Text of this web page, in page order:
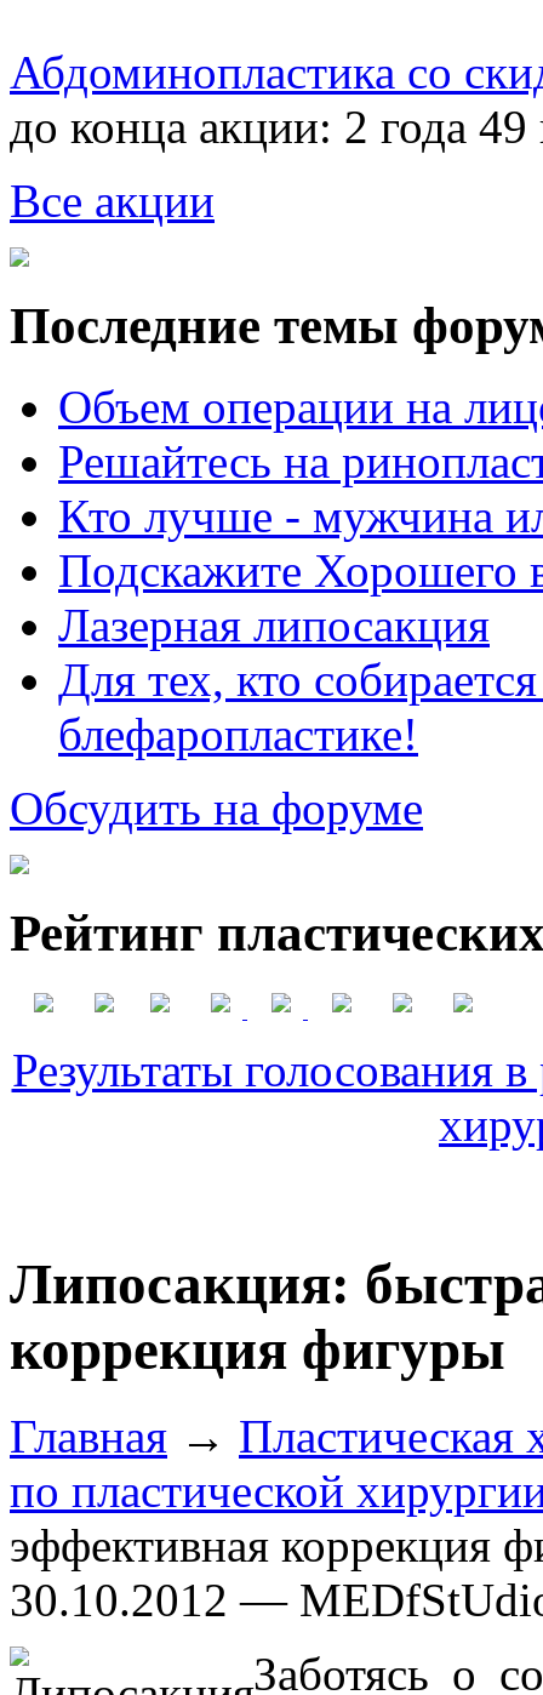
Абдоминопластика со
до конца акции: 2 года 49
Все акции
Последние темы
Объем операции на
Решайтесь на
Кто лучше - мужчина
Подскажите Хорошего
Лазерная липосакция
Для тех, кто
блефаропластике!
Обсудить на форуме
Рейтинг
Результаты голосования
Липосакция:
коррекция фигуры
Главная → Пластическая
по пластической
эффективная коррекция
30.10.2012 —
Заботясь о